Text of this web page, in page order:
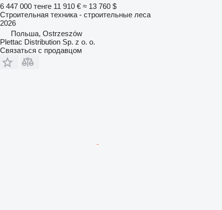
6 447 000 тенге 11 910 € ≈ 13 760 $
Строительная техника - строительные леса
2026
Польша, Ostrzeszów
Plettac Distribution Sp. z o. o.
Связаться с продавцом